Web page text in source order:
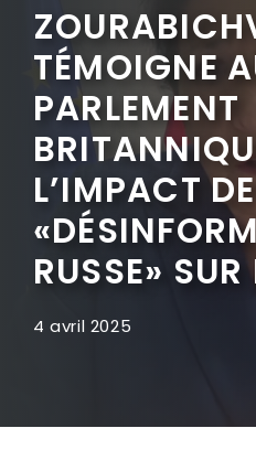
TÉMOIGNE
PARLEMENT
L’IMPACT
RUSSE»
4 avril 2025